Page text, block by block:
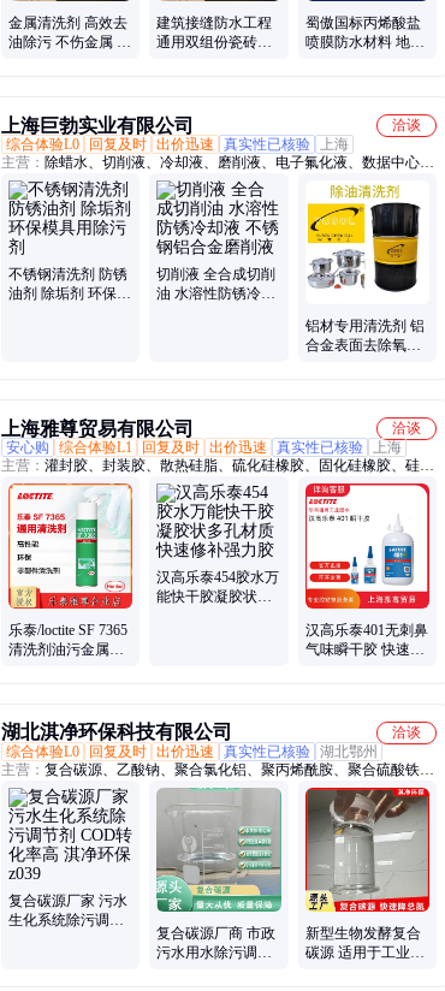
金属清洗剂 高效去
油除污 不伤金属 使
建筑接缝防水工程
通用双组份瓷砖背
蜀傲国标丙烯酸盐
喷膜防水材料 地铁
上海巨勃实业有限公司
洽谈
综合体验L0
回复及时 出价迅速 真实性已核验
上海
主营： 除蜡水、切削液、冷却液、磨削液、电子氟化液、数据中心液
冷、拉伸油、脱膜剂、除垢剂、克鲁勃、清洗剂、润滑油、除油剂、
防锈油、脱脂剂、防锈剂、切削油、去除剂、除腊水、清洁剂、金属
涂刷、晶圆清洗剂、光刻胶清洗液、氢氟醚、钢网清洗剂
不锈钢清洗剂 防锈
油剂 除垢剂 环保模
切削液 全合成切削
油 水溶性防锈冷却
铝材专用清洗剂 铝
合金表面去除氧化
上海雅尊贸易有限公司
洽谈
安心购
综合体验L1 回复及时 出价迅速 真实性已核验
上海
主营： 灌封胶、封装胶、散热硅脂、硫化硅橡胶、固化硅橡胶、硅胶
密封胶、单组份硅胶、壳体密封胶、螺纹锁固剂、燃料电池密封胶、
快干胶、环氧树脂结构胶
乐泰/loctite SF 7365
清洗剂油污金属表
汉高乐泰454胶水万
能快干胶凝胶状多
汉高乐泰401无刺鼻
气味瞬干胶 快速粘
湖北淇净环保科技有限公司
洽谈
综合体验L0
回复及时 出价迅速 真实性已核验 湖北鄂州
主营： 复合碳源、乙酸钠、聚合氯化铝、聚丙烯酰胺、聚合硫酸铁、
固体乙酸钠、液体乙酸钠、醋酸钠、醋酸钠溶液、乙酸钠溶液
复合碳源厂家 污水
生化系统除污调节
复合碳源厂商 市政
污水用水除污调节
新型生物发酵复合
碳源 适用于工业废